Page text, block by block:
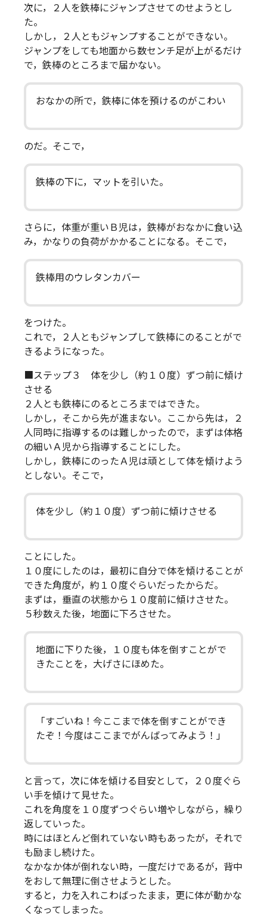
次に，２人を鉄棒にジャンプさせてのせようとし
た。
しかし，２人ともジャンプすることができない。
ジャンプをしても地面から数センチ足が上がるだけ
で，鉄棒のところまで届かない。
おなかの所で，鉄棒に体を預けるのがこわい
のだ。そこで，
鉄棒の下に，マットを引いた。
さらに，体重が重いＢ児は，鉄棒がおなかに食い込
み，かなりの負荷がかかることになる。そこで，
鉄棒用のウレタンカバー
をつけた。
これで，２人ともジャンプして鉄棒にのることがで
きるようになった。
■ステップ３ 体を少し（約１０度）ずつ前に傾け
させる
２人とも鉄棒にのるところまではできた。
しかし，そこから先が進まない。ここから先は，２
人同時に指導するのは難しかったので，まずは体格
の細いＡ児から指導することにした。
しかし，鉄棒にのったＡ児は頑として体を傾けよう
としない。そこで，
体を少し（約１０度）ずつ前に傾けさせる
ことにした。
１０度にしたのは，最初に自分で体を傾けることが
できた角度が，約１０度ぐらいだったからだ。
まずは，垂直の状態から１０度前に傾けさせた。
５秒数えた後，地面に下ろさせた。
地面に下りた後，１０度も体を倒すことがで
きたことを，大げさにほめた。
「すごいね！今ここまで体を倒すことができ
たぞ！今度はここまでがんばってみよう！」
と言って，次に体を傾ける目安として，２０度ぐら
い手を傾けて見せた。
これを角度を１０度ずつぐらい増やしながら，繰り
返していった。
時にはほとんど倒れていない時もあったが，それで
も励まし続けた。
なかなか体が倒れない時，一度だけであるが，背中
をおして無理に倒させようとした。
すると，力を入れこわばったまま，更に体が動かな
くなってしまった。